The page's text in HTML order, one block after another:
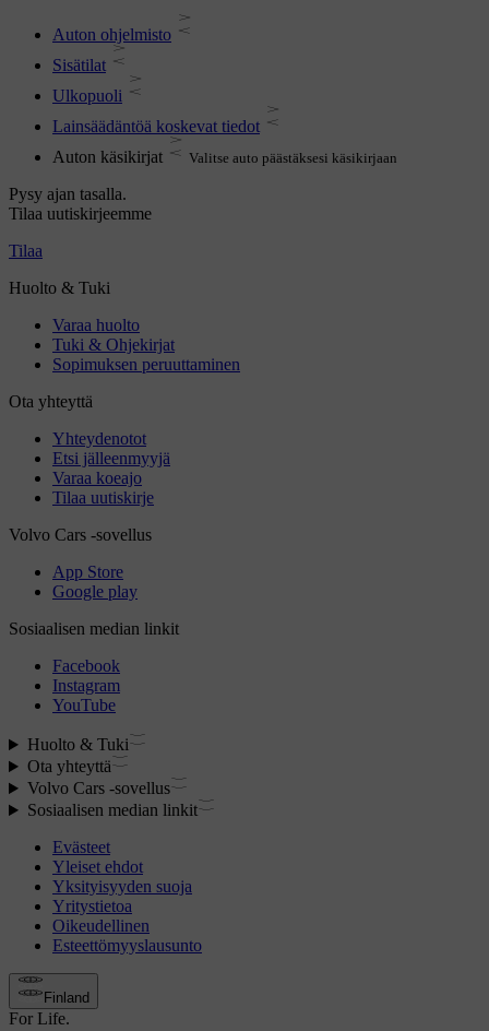
Auton ohjelmisto
Sisätilat
Ulkopuoli
Lainsäädäntöä koskevat tiedot
Auton käsikirjat
Valitse auto päästäksesi käsikirjaan